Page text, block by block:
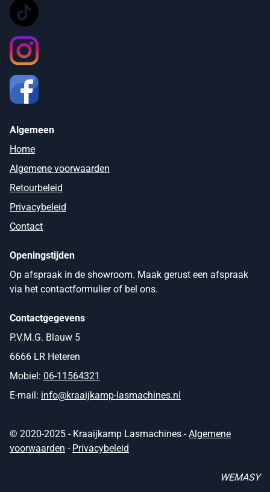
Algemeen
Home
Algemene voorwaarden
Retourbeleid
Privacybeleid
Contact
Openingstijden
Op afspraak in de showroom. Maak gerust een afspraak
via het contactformulier of bel ons.
Contactgegevens
P.V.M.G. Blauw 5
6666 LR Heteren
Mobiel: 06-11564321
E-mail: info@kraaijkamp-lasmachines.nl
© 2020-2025 - Kraaijkamp Lasmachines -Algemene
voorwaarden - Privacybeleid
WEMASY